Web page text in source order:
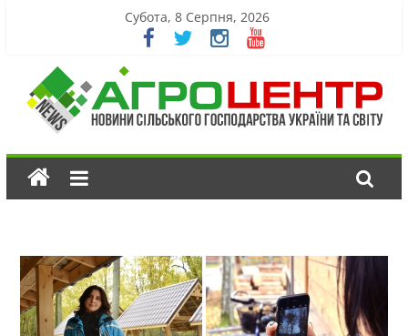
Субота, 8 Серпня, 2026